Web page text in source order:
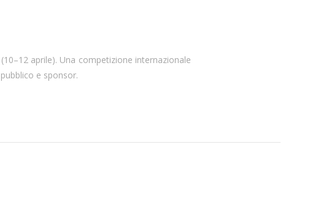
aprile). Una competizione internazionale
e sponsor.